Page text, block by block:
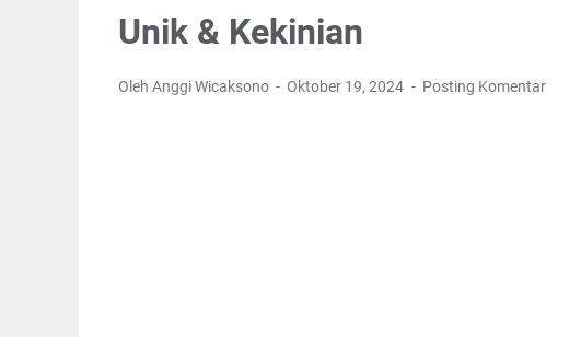
Unik & Kekinian
Oleh Anggi Wicaksono Oktober 19, 2024 Posting Komentar